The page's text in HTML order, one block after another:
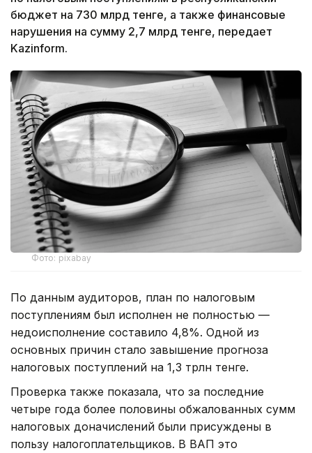
бюджет на 730 млрд тенге, а также финансовые
нарушения на сумму 2,7 млрд тенге, передает
Kazinform.
Фото: pixabay
По данным аудиторов, план по налоговым
поступлениям был исполнен не полностью —
недоисполнение составило 4,8%. Одной из
основных причин стало завышение прогноза
налоговых поступлений на 1,3 трлн тенге.
Проверка также показала, что за последние
четыре года более половины обжалованных сумм
налоговых доначислений были присуждены в
пользу налогоплательщиков. В ВАП это